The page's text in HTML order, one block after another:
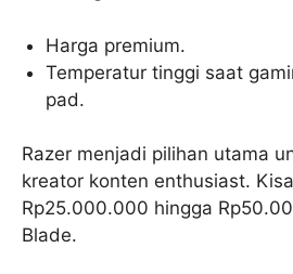
Harga premium.
Temperatur tinggi saat
pad.
Razer menjadi pilihan utama
kreator konten enthusiast.
Rp25.000.000 hingga
Blade.